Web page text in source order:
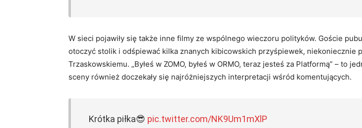
W sieci pojawiły się także inne filmy ze wspólnego wieczoru polityków. Goście
otoczyć stolik i odśpiewać kilka znanych kibicowskich przyśpiewek, niekoniecznie
Trzaskowskiemu. „Byłeś w ZOMO, byłeś w ORMO, teraz jesteś za Platformą” – to
sceny również doczekały się najróżniejszych interpretacji wśród komentujących.
Krótka piłka😎 pic.twitter.com/NK9Um1mXlP